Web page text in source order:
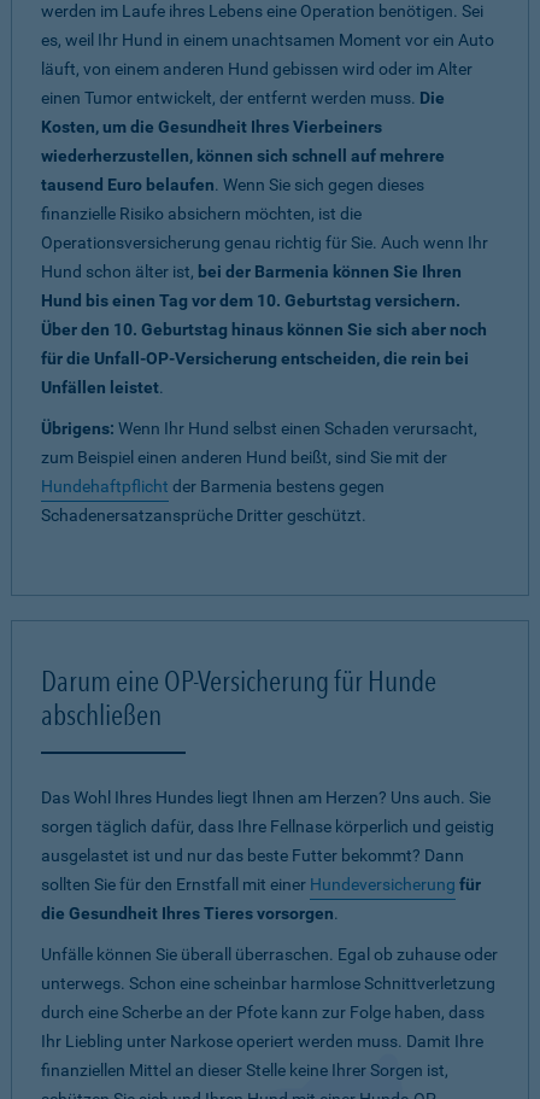
werden im Laufe ihres Lebens eine Operation benötigen. Sei
es, weil Ihr Hund in einem unachtsamen Moment vor ein Auto
läuft, von einem anderen Hund gebissen wird oder im Alter
einen Tumor entwickelt, der entfernt werden muss. Die
Kosten, um die Gesundheit Ihres Vierbeiners
wiederherzustellen, können sich schnell auf mehrere
tausend Euro belaufen. Wenn Sie sich gegen dieses
finanzielle Risiko absichern möchten, ist die
Operationsversicherung genau richtig für Sie. Auch wenn Ihr
Hund schon älter ist, bei der Barmenia können Sie Ihren
Hund bis einen Tag vor dem 10. Geburtstag versichern.
Über den 10. Geburtstag hinaus können Sie sich aber noch
für die Unfall-OP-Versicherung entscheiden, die rein bei
Unfällen leistet.
Übrigens: Wenn Ihr Hund selbst einen Schaden verursacht,
zum Beispiel einen anderen Hund beißt, sind Sie mit der
Hundehaftpflicht der Barmenia bestens gegen
Schadenersatzansprüche Dritter geschützt.
Darum eine OP-Versicherung für Hunde
abschließen
Das Wohl Ihres Hundes liegt Ihnen am Herzen? Uns auch. Sie
sorgen täglich dafür, dass Ihre Fellnase körperlich und geistig
ausgelastet ist und nur das beste Futter bekommt? Dann
sollten Sie für den Ernstfall mit einer Hundeversicherung für
die Gesundheit Ihres Tieres vorsorgen.
Unfälle können Sie überall überraschen. Egal ob zuhause oder
unterwegs. Schon eine scheinbar harmlose Schnittverletzung
durch eine Scherbe an der Pfote kann zur Folge haben, dass
Ihr Liebling unter Narkose operiert werden muss. Damit Ihre
finanziellen Mittel an dieser Stelle keine Ihrer Sorgen ist,